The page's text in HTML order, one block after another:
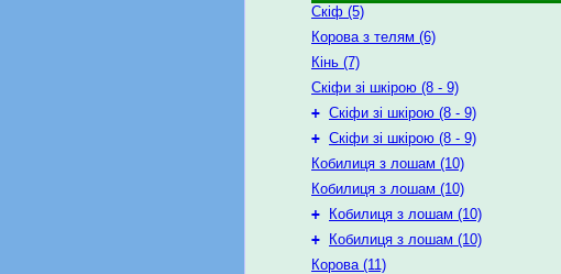
Скіф (5)
Корова з телям (6)
Кінь (7)
Скіфи зі шкірою (8 - 9)
+ Скіфи зі шкірою (8 - 9)
+ Скіфи зі шкірою (8 - 9)
Кобилиця з лошам (10)
Кобилиця з лошам (10)
+
Кобилиця з лошам (10)
+
Кобилиця з лошам (10)
Корова (11)